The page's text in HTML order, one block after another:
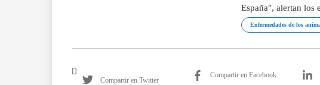
España", alertan los
Enfermedades de los
Compartir en Twitter
Compartir en Facebook